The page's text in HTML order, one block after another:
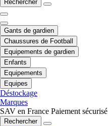
Rechercher
Gants de gardien
Chaussures de Football
Equipements de gardien
Enfants
Equipements
Equipes
Déstockage
Marques
SAV en France Paiement sécurisé
Rechercher